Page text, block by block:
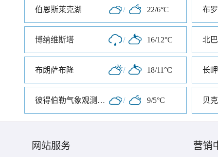
伯恩斯莱克湖 / 22/6°C 布
博纳维斯塔 / 16/12°C 北
布朗萨布隆 / 18/11°C 长岬
彼得伯勒气象观测中心 / 9/5°C 贝
网站服务 营销